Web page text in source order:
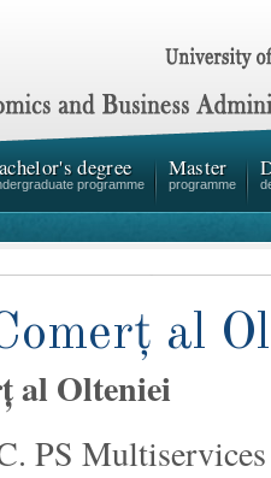
degree
programme
Master
programme
al
al Olteniei
PS